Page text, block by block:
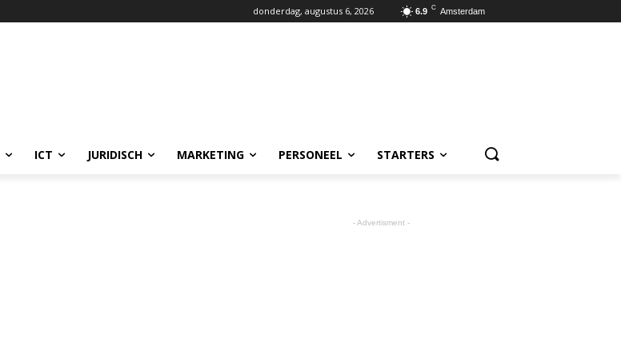
6.9 C Amsterdam
donderdag, augustus 6, 2026
ICT JURIDISCH MARKETING PERSONEEL STARTERS
- Advertisment -